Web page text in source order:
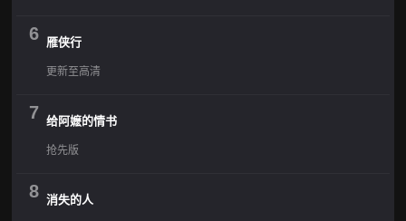
6 雁侠行
更新至高清
7 给阿嬷的情书
抢先版
8 消失的人